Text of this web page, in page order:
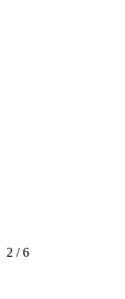
2 /6